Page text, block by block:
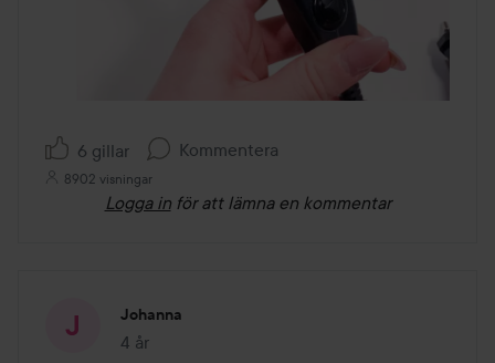
6 gillar Kommentera
8902 visningar
Logga in för att lämna en kommentar
Johanna
4 år
Inlägget skapades 4 år